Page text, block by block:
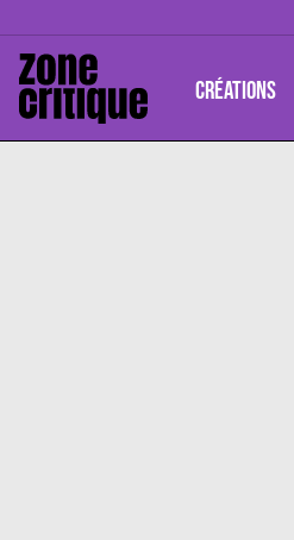
CRÉATIONS